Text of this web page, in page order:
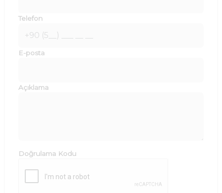
Telefon
E-posta
Açıklama
Doğrulama Kodu